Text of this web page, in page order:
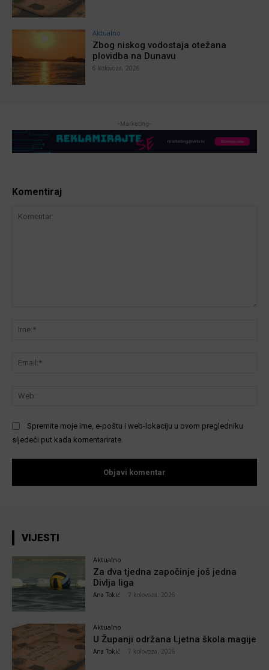
Aktualno
Zbog niskog vodostaja otežana
plovidba na Dunavu
6 kolovoza, 2026
-Marketing-
Komentiraj
Spremite moje ime, e-poštu i web-lokaciju u ovom pregledniku
sljedeći put kada komentarirate.
VIJESTI
Aktualno
Za dva tjedna započinje još jedna
Divlja liga
Ana Tokić 7 kolovoza, 2026
Aktualno
U Županji održana Ljetna škola magije
Ana Tokić 7 kolovoza, 2026